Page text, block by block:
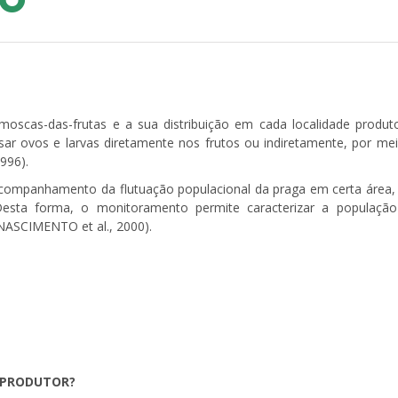
das-frutas e a sua distribuição em cada localidade
ovos e larvas diretamente nos frutos ou indiretamente, por
da flutuação populacional da praga em certa
forma, o monitoramento permite caracterizar a
et al., 2000).